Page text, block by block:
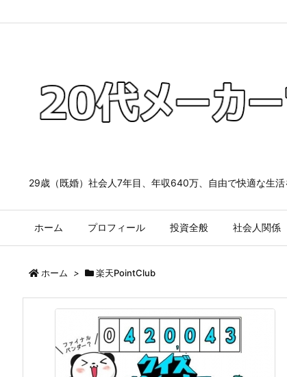
29歳（既婚）社会人7年目、年収640万、自由で快適な生活
ホーム プロフィール 投資全般 社会人関係
ホーム > 楽天PointClub